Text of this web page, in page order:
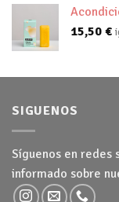
15,50 €
SIGUENOS
Síguenos en redes
informado sobre